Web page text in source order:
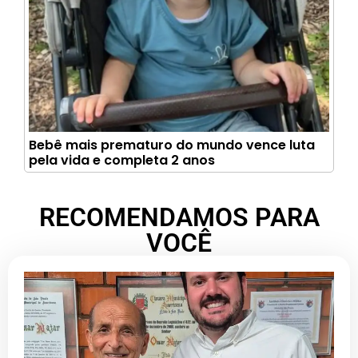
Bebê mais prematuro do mundo vence luta
pela vida e completa 2 anos
RECOMENDAMOS PARA
VOCÊ